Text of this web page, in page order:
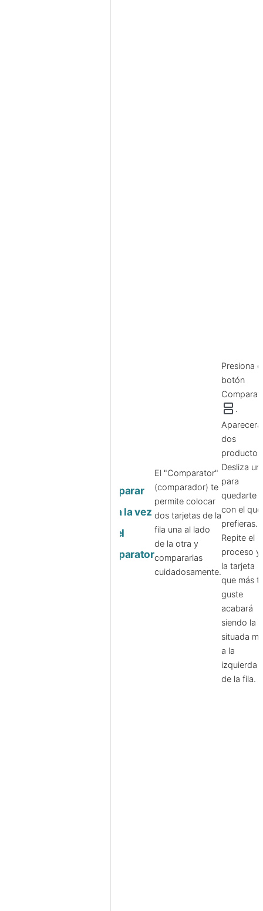
Comparar
dos a la vez
con el
Comparator
El "Comparator"
(comparador) te
permite colocar
dos tarjetas de la
fila una al lado
de la otra y
compararlas
cuidadosamente.
Presiona el
botón
splitscreen .
dos
Desliza
para
quedarte
con el que
prefieras.
Repite el
proceso y
la tarjeta
que más
guste
acabará
siendo la
situada
a la
izquierda
de la fila.